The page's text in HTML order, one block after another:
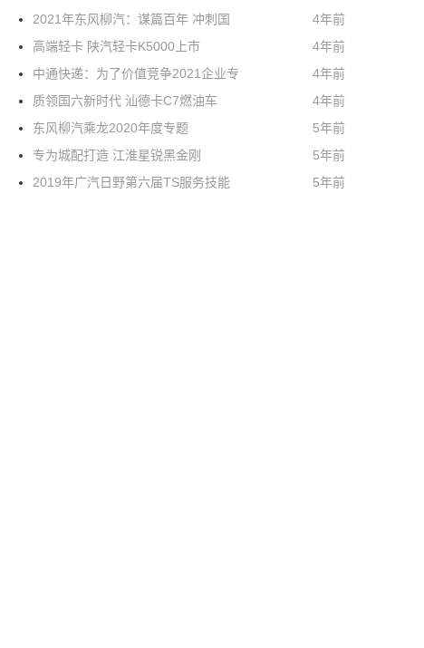
2021年东风柳汽：谋篇百年 冲刺国
4年前
高端轻卡 陕汽轻卡K5000上市
4年前
中通快递：为了价值竞争2021企业专
4年前
质领国六新时代 汕德卡C7燃油车
4年前
东风柳汽乘龙2020年度专题
5年前
专为城配打造 江淮星锐黑金刚
5年前
2019年广汽日野第六届TS服务技能
5年前